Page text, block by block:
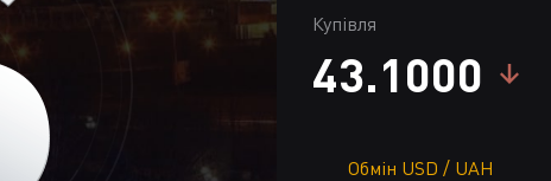
Купівля
43.1000
Обмін USD / UAH